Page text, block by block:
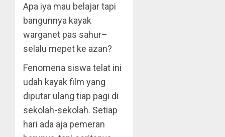
Apa iya mau belajar tapi
bangunnya kayak
warganet pas sahur–
selalu mepet ke azan?
Fenomena siswa telat ini
udah kayak film yang
diputar ulang tiap pagi di
sekolah-sekolah. Setiap
hari ada aja pemeran